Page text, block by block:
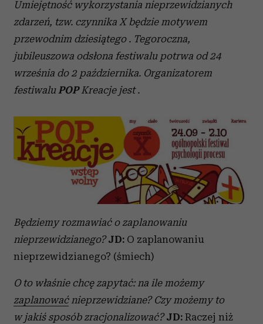
Umiejętność wykorzystania nieprzewidzianych
zdarzeń, tzw. czynnika X będzie motywem
przewodnim dziesiątego . Tegoroczna,
jubileuszowa odsłona festiwalu potrwa od 24
września do 2 października. Organizatorem
festiwaluPOPKreacje jest .
Będziemy rozmawiać o zaplanowaniu
nieprzewidzianego? JD: O zaplanowaniu
nieprzewidzianego? (śmiech)
O to właśnie chcę zapytać: na ile możemy
zaplanowaćnieprzewidziane? Czy możemy to
w jakiś sposób zracjonalizować? JD: Raczej niż